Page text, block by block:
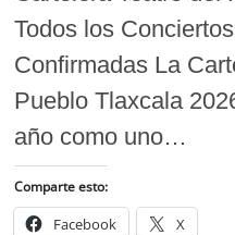
Todos los
Confirmadas La
Pueblo Tlaxcala
año como uno…
Comparte esto:
Facebook X